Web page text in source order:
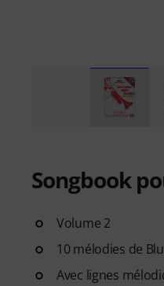
Songbook
Volume 2
10 mélodies de
Avec lignes